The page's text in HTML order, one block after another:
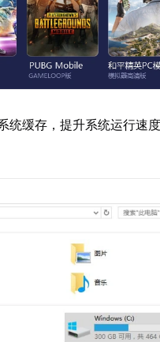
统缓存，提升系统运行速